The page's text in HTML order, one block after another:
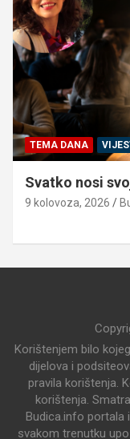
TEMA DANA
Svatko nosi
9 kolovoza, 2026
Korištenjem bilo
dijelova i
pravila korištenja.
korištenja.
Budica.info portala
svakom trenutku